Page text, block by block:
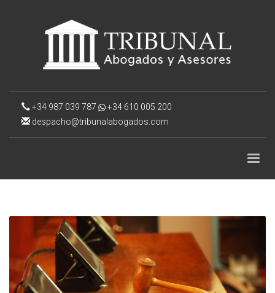
+34 987 039 787
+34 610 005 200
despacho@tribunalabogados.com